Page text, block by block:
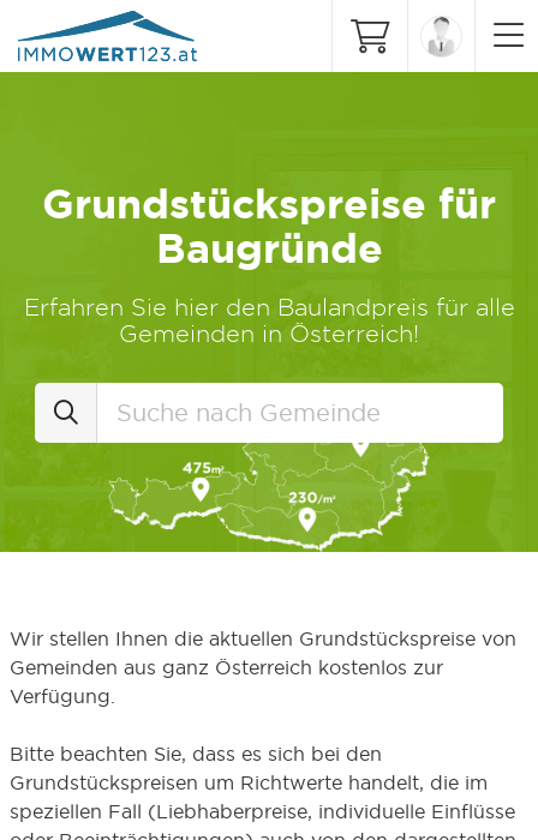
Grundstückspreise für
Baugründe
Erfahren Sie hier den Baulandpreis für alle
Gemeinden in Österreich!
Wir stellen Ihnen die aktuellen Grundstückspreise von
Gemeinden aus ganz Österreich kostenlos zur
Verfügung.
Bitte beachten Sie, dass es sich bei den
Grundstückspreisen um Richtwerte handelt, die im
speziellen Fall (Liebhaberpreise, individuelle Einflüsse